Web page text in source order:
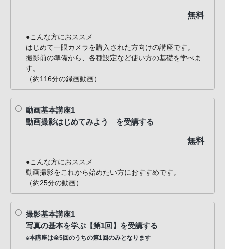
無料
●こんな方におススメ
はじめて一眼カメラを購入された方向けの講座です。
撮影前の準備から、各種設定など使い方の基礎を学べま
す。
（約116分の録画動画）
動画基本講座1
動画撮影はじめてみよう を受講する
無料
●こんな方におススメ
動画撮影をこれから始めたい方におすすめです。
（約25分の動画）
撮影基本講座1
写真の基本を学ぶ【第1回】を受講する
※本講座は全5回のうちの第1回のみとなります